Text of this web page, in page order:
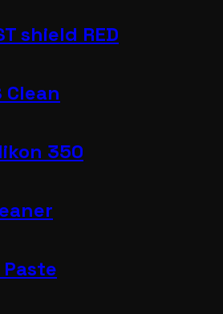
shield RED
Clean
350
Paste